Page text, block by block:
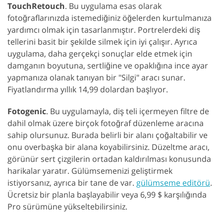
TouchRetouch. Bu uygulama esas olarak
fotoğraflarınızda istemediğiniz öğelerden kurtulmanıza
yardımcı olmak için tasarlanmıştır. Portrelerdeki diş
tellerini basit bir şekilde silmek için iyi çalışır. Ayrıca
uygulama, daha gerçekçi sonuçlar elde etmek için
damganın boyutuna, sertliğine ve opaklığına ince ayar
yapmanıza olanak tanıyan bir "Silgi" aracı sunar.
Fiyatlandırma yıllık 14,99 dolardan başlıyor.
Fotogenic. Bu uygulamayla, diş teli içermeyen filtre de
dahil olmak üzere birçok fotoğraf düzenleme aracına
sahip olursunuz. Burada belirli bir alanı çoğaltabilir ve
onu overbaşka bir alana koyabilirsiniz. Düzeltme aracı,
görünür sert çizgilerin ortadan kaldırılması konusunda
harikalar yaratır. Gülümsemenizi geliştirmek
istiyorsanız, ayrıca bir tane de var. gülümseme editörü.
Ücretsiz bir planla başlayabilir veya 6,99 $ karşılığında
Pro sürümüne yükseltebilirsiniz.